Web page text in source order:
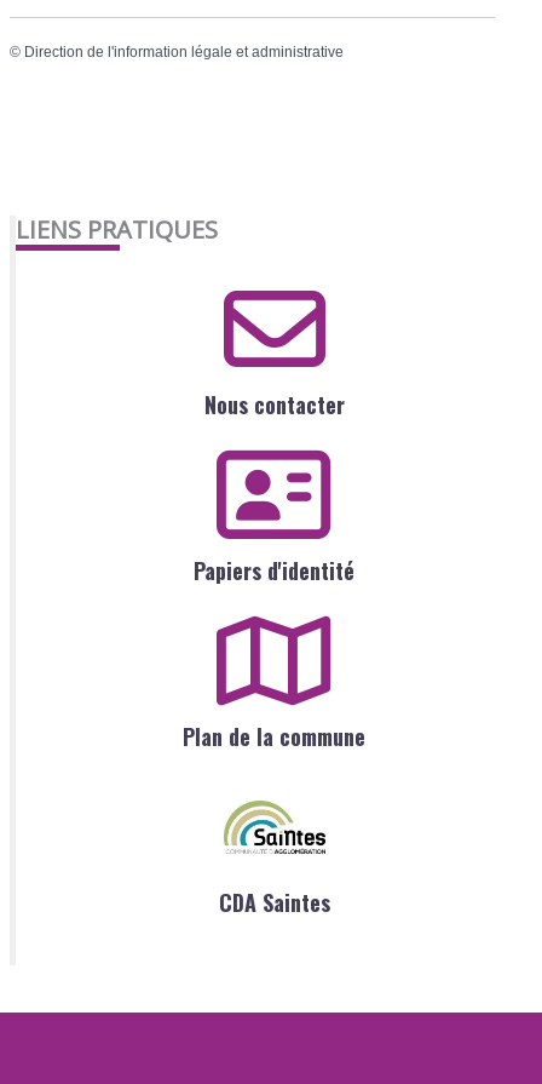
© Direction de l'information légale et administrative
LIENS PRATIQUES
Nous contacter
Papiers d'identité
Plan de la commune
CDA Saintes